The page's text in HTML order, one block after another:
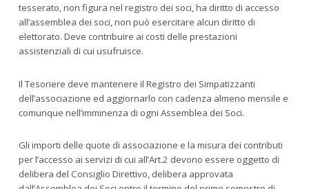
tesserato, non figura nel registro dei soci, ha diritto di accesso
all’assemblea dei soci, non può esercitare alcun diritto di
elettorato. Deve contribuire ai costi delle prestazioni
assistenziali di cui usufruisce.
Il Tesoriere deve mantenere il Registro dei Simpatizzanti
dell’associazione ed aggiornarlo con cadenza almeno mensile e
comunque nell’imminenza di ogni Assemblea dei Soci.
Gli importi delle quote di associazione e la misura dei contributi
per l’accesso ai servizi di cui all’Art.2 devono essere oggetto di
delibera del Consiglio Direttivo, delibera approvata